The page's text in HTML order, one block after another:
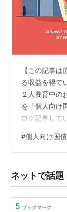
【この記事
る収益を得て
２人養育中の
を「個人向け
ログ記事して
ング参加中株
て 「個人向
息のある世界
年」の利子は
#個人向け国
ネットで話題
5 ブックマーク